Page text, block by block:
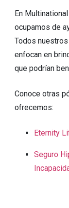
En
ocupamos de
Todos
enfocan en
que podrían
Conoce otras
ofrecemos:
Eternity
Seguro